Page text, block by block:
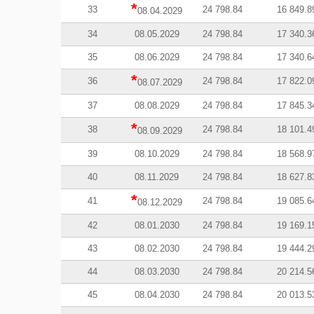
33 *08.04.2029 24 798.84 16
34 08.05.2029 24 798.84 17
35 08.06.2029 24 798.84 17
36 *08.07.2029 24 798.84 17
37 08.08.2029 24 798.84 17
38 *08.09.2029 24 798.84 18
39 08.10.2029 24 798.84 18
40 08.11.2029 24 798.84 18
41 *08.12.2029 24 798.84 19
42 08.01.2030 24 798.84 19
43 08.02.2030 24 798.84 19
44 08.03.2030 24 798.84 20
45 08.04.2030 24 798.84 20